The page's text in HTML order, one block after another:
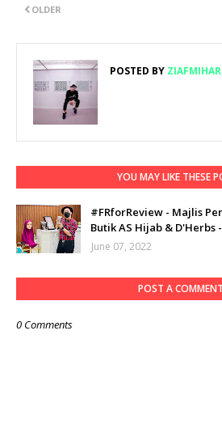
OLDER
POSTED BY ZIAFMIHAR
YOU MAY LIKE THESE
#FRforReview - Majlis
Butik AS Hijab & D'Herbs
June 07, 2022
POST A COMMENT
0 Comments